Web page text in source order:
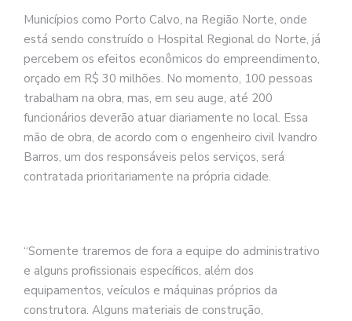
Municípios como Porto Calvo, na Região Norte, onde
está sendo construído o Hospital Regional do Norte, já
percebem os efeitos econômicos do empreendimento,
orçado em R$ 30 milhões. No momento, 100 pessoas
trabalham na obra, mas, em seu auge, até 200
funcionários deverão atuar diariamente no local. Essa
mão de obra, de acordo com o engenheiro civil Ivandro
Barros, um dos responsáveis pelos serviços, será
contratada prioritariamente na própria cidade.
“Somente traremos de fora a equipe do administrativo
e alguns profissionais específicos, além dos
equipamentos, veículos e máquinas próprios da
construtora. Alguns materiais de construção,